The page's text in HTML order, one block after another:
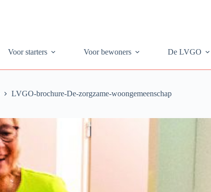
Voor starters Voor bewoners De LVGO
LVGO-brochure-De-zorgzame-woongemeenschap